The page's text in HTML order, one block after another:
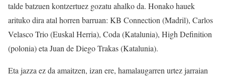
talde batzuen kontzertuez gozatu ahalko da. Honako hauek
arituko dira atal horren barruan: KB Connection (Madril), Carlos
Velasco Trio (Euskal Herria), Coda (Katalunia), High Definition
(polonia) eta Juan de Diego Trakas (Katalunia).
Eta jazza ez da amaitzen, izan ere, hamalaugarren urtez jarraian